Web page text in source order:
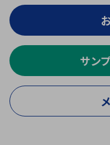
ロボテ
データ
品質管
接着・
レーザー・光学部品
A B
F
I
J
サン